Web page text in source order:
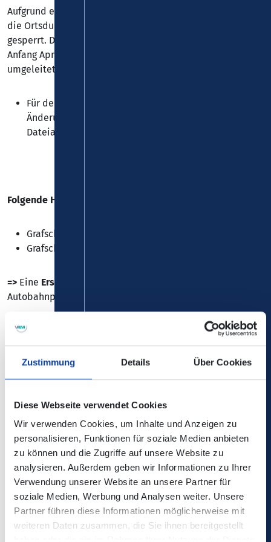
Zustimmung Details Über Cookies
Diese Webseite verwendet Cookies
Wir verwenden Cookies, um Inhalte und Anzeigen zu
personalisieren, Funktionen für soziale Medien anbieten
zu können und die Zugriffe auf unsere Website zu
analysieren. Außerdem geben wir Informationen zu Ihrer
Verwendung unserer Website an unsere Partner für
soziale Medien, Werbung und Analysen weiter. Unsere
Partner führen diese Informationen möglicherweise mit
weiteren Daten zusammen, die Sie ihnen bereitgestellt
Aufgrund einer Baumaßnahme, wird ab dem 06.07.2026
die Ortsdurchfahrt Grafschaft-Bengen für den Verkehr voll
gesperrt. Die Baumaßnahme dauert voraussichtlich bis
Anfang April 2027. Die
umgeleitet.
Für den Schulbeginn ab 10.08.2026 ergeben sich
Änderungen. Es gelten Baustellenfahrpläne (siehe
Dateianhang).
Folgende Haltestellen können nicht bedient werden:
Grafschaft - Bengen, „Kirchstraße“
Grafschaft - Bengen, „Zum Simmel“
=> Eine Ersatzhaltestelle
Autobahnpfeiler eingerichtet.
Kontaktdaten/ zuständiges
Verkehrsunternehmen:Verkehrsmeldungen DB Regio Bus
Rhein-Mosel
Baustellenfahrpläne:
Zugehörige Dateien